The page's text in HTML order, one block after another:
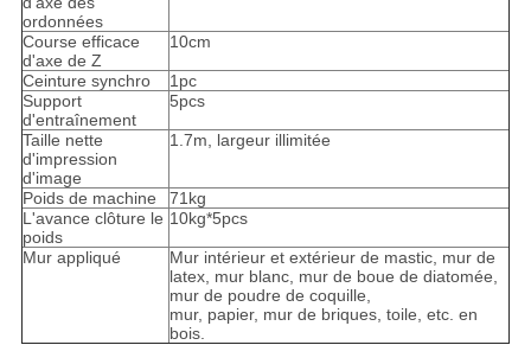
ordonnées
Course efficace
d'axe de Z
10cm
Ceinture synchro
1pc
Support
d'entraînement
5pcs
Taille nette
d'impression
d'image
1.7m, largeur illimitée
Poids de machine
71kg
L'avance clôture le
poids
10kg*5pcs
Mur appliqué
Mur intérieur et extérieur de mastic, mur de
latex, mur blanc, mur de boue de diatomée,
mur de poudre de coquille,
mur, papier, mur de briques, toile, etc. en
bois.